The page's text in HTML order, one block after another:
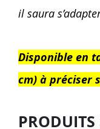
il saura
Disponible en
cm) à préciser